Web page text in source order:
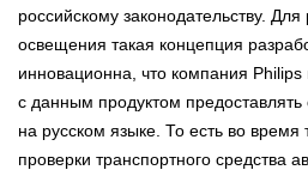
российскому законодательству.
освещения такая концепция
инновационна, что компания
с данным продуктом предоставлять
на русском языке. То есть во время
проверки транспортного средства